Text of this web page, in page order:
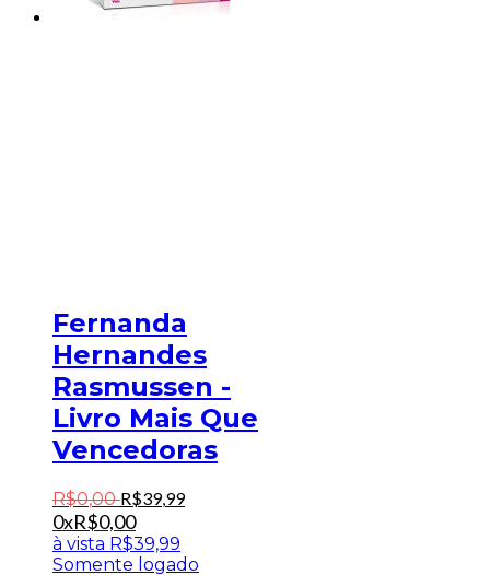
Fernanda
Hernandes
Rasmussen -
Livro Mais Que
Vencedoras
R$0,00 R$39,99
0xR$0,00
à vista R$39,99
Somente logado